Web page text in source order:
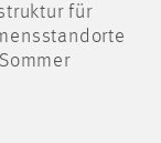
für